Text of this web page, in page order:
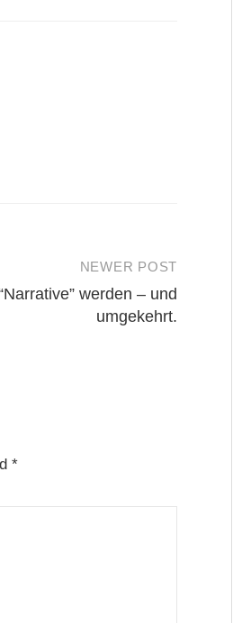
NEWER POST
werden – und
umgekehrt.
*